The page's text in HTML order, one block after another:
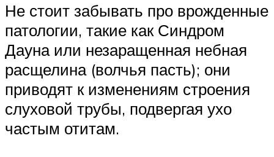
Не стоит забывать про врожденные
патологии, такие как Синдром
Дауна или незаращенная небная
расщелина (волчья пасть); они
приводят к изменениям строения
слуховой трубы, подвергая ухо
частым отитам.